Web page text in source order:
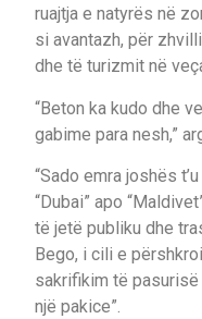
ruajtja e natyrës në
si avantazh, për
dhe të turizmit në
“Beton ka kudo dhe
gabime para nesh,”
“Sado emra joshës
“Dubai” apo
të jetë publiku dhe
Bego, i cili e
sakrifikim të
një pakice”.